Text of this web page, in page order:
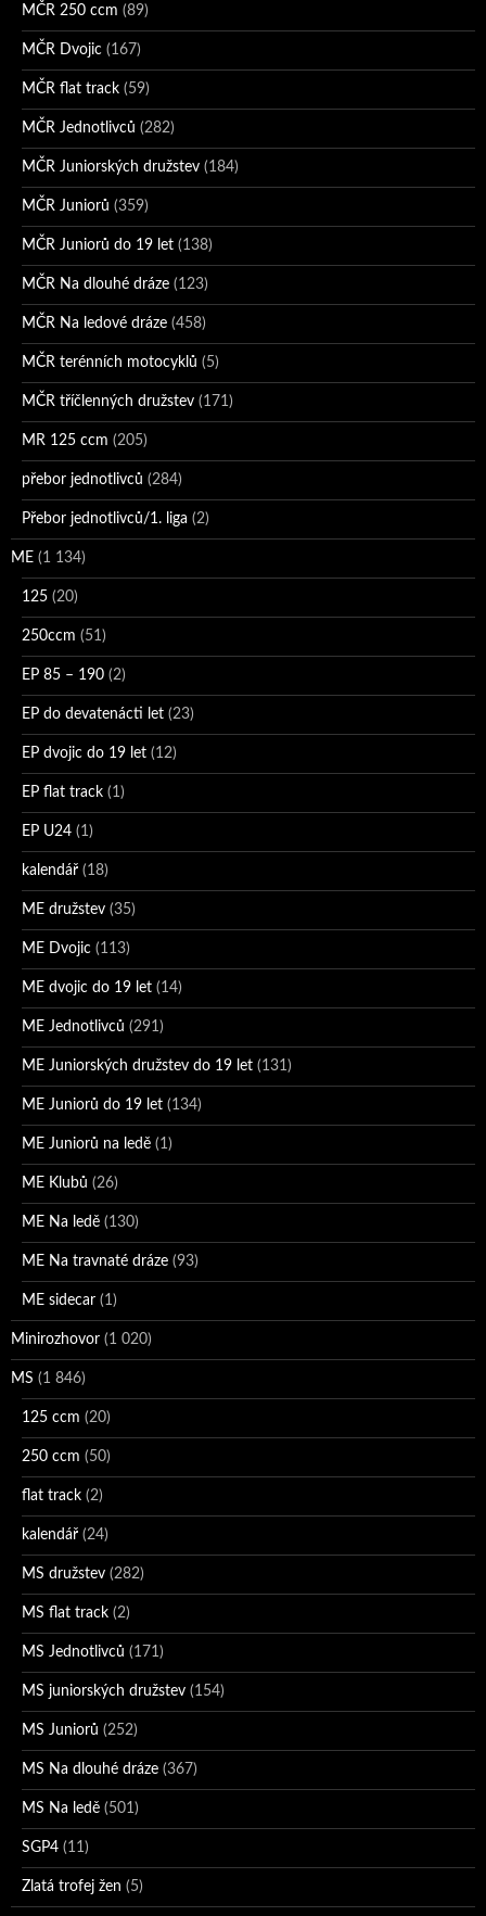
MČR 250 ccm (89)
MČR Dvojic (167)
MČR flat track (59)
MČR Jednotlivců (282)
MČR Juniorských družstev (184)
MČR Juniorů (359)
MČR Juniorů do 19 let (138)
MČR Na dlouhé dráze (123)
MČR Na ledové dráze (458)
MČR terénních motocyklů (5)
MČR tříčlenných družstev (171)
MR 125 ccm (205)
přebor jednotlivců (284)
Přebor jednotlivců/1. liga (2)
ME (1 134)
125 (20)
250ccm (51)
EP 85 – 190 (2)
EP do devatenácti let (23)
EP dvojic do 19 let (12)
EP flat track (1)
EP U24 (1)
kalendář (18)
ME družstev (35)
ME Dvojic (113)
ME dvojic do 19 let (14)
ME Jednotlivců (291)
ME Juniorských družstev do 19 let (131)
ME Juniorů do 19 let (134)
ME Juniorů na ledě (1)
ME Klubů (26)
ME Na ledě (130)
ME Na travnaté dráze (93)
ME sidecar (1)
Minirozhovor (1 020)
MS (1 846)
125 ccm (20)
250 ccm (50)
flat track (2)
kalendář (24)
MS družstev (282)
MS flat track (2)
MS Jednotlivců (171)
MS juniorských družstev (154)
MS Juniorů (252)
MS Na dlouhé dráze (367)
MS Na ledě (501)
SGP4 (11)
Zlatá trofej žen (5)